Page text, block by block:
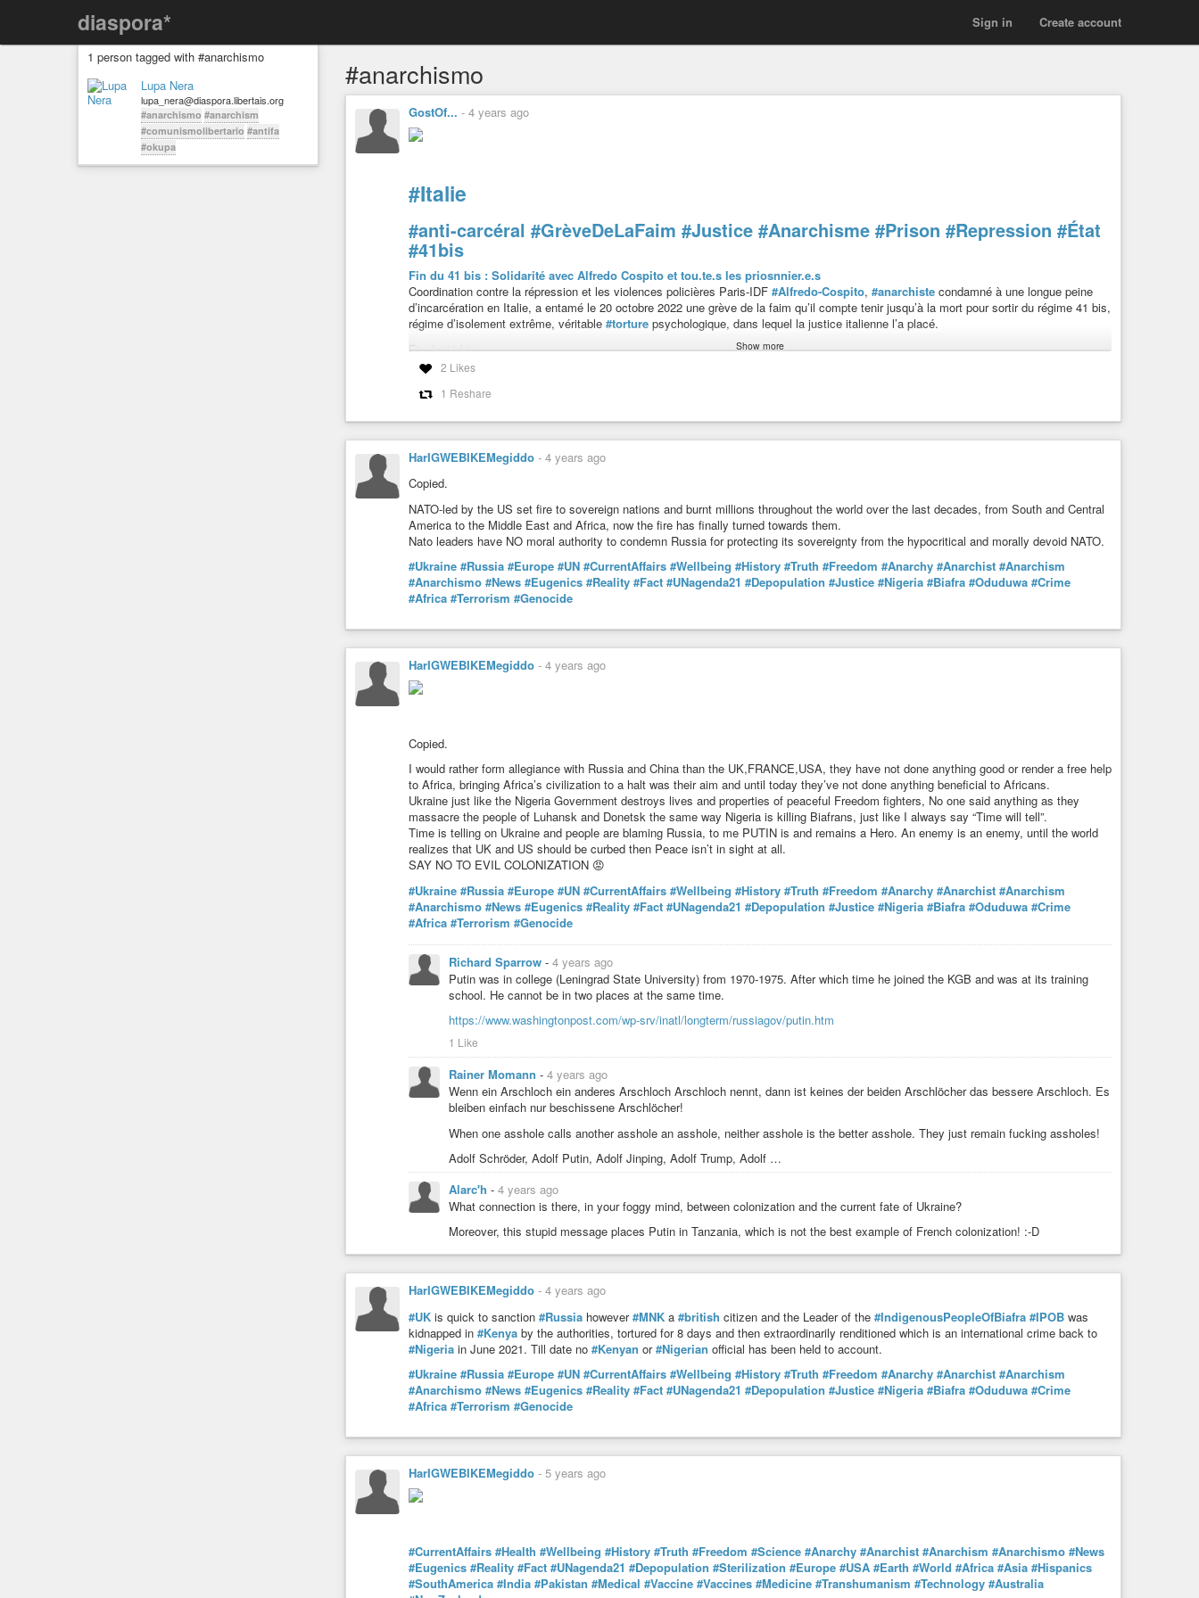
diaspora* Create account
Sign in
1 person tagged with #anarchismo
Lupa Nera
lupa_nera@diaspora.libertais.org
#anarchismo #anarchism
#comunismolibertario #antifa
#okupa
#anarchismo
GostOf... - 4 years ago
#Italie
#anti-carcéral #GrèveDeLaFaim #Justice #Anarchisme #Prison #Repression #État
#41bis
Fin du 41 bis : Solidarité avec Alfredo Cospito et tou.te.s les priosnnier.e.s
Coordination contre la répression et les violences policières Paris-IDF #Alfredo-Cospito, #anarchiste condamné à une longue peine
d’incarcération en Italie, a entamé le 20 octobre 2022 une grève de la faim qu’il compte tenir jusqu’à la mort pour sortir du régime 41 bis,
régime d’isolement extrême, véritable #torture psychologique, dans lequel la justice italienne l’a placé.
Fin du 41 bis
Fin de la torture dans les prisons italiennes
Alfredo Cospito doit vivre.
d’État.
Nous apprenons qu’Alfredo Cospito est en grève de la faim depuis maintenant 97 jours contre le 41bis [1] avec de graves menaces pour
Le Ministère de la justice italien vient de franchir un pas supplémentaire dans l’application de la torture systématique que constitue le
41Bis en intimant à la doctoresse qui rend visite à Alfredo Cospito l’ordre de ne faire aucune déclaration à Radio Onda d’urto de
Brescia.
Il s’agit de réduire au silence toute voix qui s’élèverait contre ce régime criminel qu’est l’application du 41bis et d’étouffer toute
manifestation qui chercherait à faire connaître la situation d’Alfredo Cospito et de tant d’autres prisonnier.e.s soumis.e.s à ce régime de
torture dans les prisons italiennes.
Depuis Paris, nous nous déclarons solidaires d’Alfredo Cospito militant anarchiste italien et mettrons tout en œuvre pour dénoncer le
régime de torture auquel lui et tant d’autres sont soumis dans les prisons italiennes.
toutes les institutions qui refusent de mettre fin à sa détention au régime du 41Bis et s’obstinent à maintenir ce régime de torture d’État.
##
#Repressione
Testo in#italiano:
Fine del 41 bis
Fine della tortura nelle carceri italiane
Solidarietà ad Alfredo Cospito e a tutti i detenuti
Alfredo Cospito deve vivere.
Liberate Alfredo Cospito in lotta al regime di tortura di stato del 41Bis.
Apprendiamo che Alfredo Cospito è in sciopero della fame da ormai 97 giorni contro il 41bis, con grave minaccia alla sua vita.
Il Ministero della Giustizia italiano ha appena fatto un ulteriore passo nell’applicazione della tortura sistematica che costituisce il 41Bis,
intimando al medico che visita Alfredo Cospito l’ordine di non rilasciare alcuna dichiarazione all’emittente radiofonica di Brescia Radio
Si tratta di mettere a tacere qualsiasi voce che si alza contro questo regime criminale (che è l’applicazione del 41bis) e di soffocare
qualsiasi manifestazione che cerca di pubblicizzare la situazione di Alfredo Cospito e tanti altri detenuti sottoposti a questo regime di
torture nelle carceri italiane. Da Parigi, dichiariamo la nostra solidarietà al militante Alfredo Cospito, anarchico italiano e faremo ogni
sforzo per denunciare il regime di torture a cui lui e tanti altri sono sottoposti nelle carceri Italiane.
Consideriamo già responsabili per tutto ciò che potrebbe accadere ad Alfredo Cospito, il Ministro della Giustizia Italiano e tutte le
istituzioni che si rifiutano di porre fine alla sua detenzione sotto l’articolo 41Bis e persistono nel mantenere questo regime di tortura di
Libero Alfredo Cospito
Abolizione del 41 bis
Abolizione della tortura di stato
Membri del Coordinamento Antirepressione dell’Île-de-France
Fin du 41 bis : Solidarité avec Alfredo Cospito et tou.te.s les priosnnier.e.s
Alfredo Cospito, anarchiste condamné à une longue peine d'incarcération en Italie, a entamé le 20 octobre 2022 une grève de la
faim qu'il compte tenir jusqu'à la mort pour sortir du régime 41 (...)
Show more
2 Likes
1 Reshare
HarIGWEBIKEMegiddo - 4 years ago
Copied.
NATO-led by the US set fire to sovereign nations and burnt millions throughout the world over the last decades, from South and Central
America to the Middle East and Africa, now the fire has finally turned towards them.
Nato leaders have NO moral authority to condemn Russia for protecting its sovereignty from the hypocritical and morally devoid NATO.
#Ukraine #Russia #Europe #UN #CurrentAffairs #Wellbeing #History #Truth #Freedom #Anarchy #Anarchist #Anarchism
#Anarchismo #News #Eugenics #Reality #Fact #UNagenda21 #Depopulation #Justice #Nigeria #Biafra #Oduduwa #Crime
#Africa #Terrorism #Genocide
HarIGWEBIKEMegiddo - 4 years ago
Copied.
I would rather form allegiance with Russia and China than the UK,FRANCE,USA, they have not done anything good or render a free help
to Africa, bringing Africa’s civilization to a halt was their aim and until today they’ve not done anything beneficial to Africans.
Ukraine just like the Nigeria Government destroys lives and properties of peaceful Freedom fighters, No one said anything as they
massacre the people of Luhansk and Donetsk the same way Nigeria is killing Biafrans, just like I always say “Time will tell”.
Time is telling on Ukraine and people are blaming Russia, to me PUTIN is and remains a Hero. An enemy is an enemy, until the world
realizes that UK and US should be curbed then Peace isn’t in sight at all.
SAY NO TO EVIL COLONIZATION 😡
#Ukraine #Russia #Europe #UN #CurrentAffairs #Wellbeing #History #Truth #Freedom #Anarchy #Anarchist #Anarchism
#Anarchismo #News #Eugenics #Reality #Fact #UNagenda21 #Depopulation #Justice #Nigeria #Biafra #Oduduwa #Crime
#Africa #Terrorism #Genocide
Richard Sparrow - 4 years ago
Putin was in college (Leningrad State University) from 1970-1975. After which time he joined the KGB and was at its training
school. He cannot be in two places at the same time.
https://www.washingtonpost.com/wp-srv/inatl/longterm/russiagov/putin.htm
1 Like
Rainer Momann - 4 years ago
Wenn ein Arschloch ein anderes Arschloch Arschloch nennt, dann ist keines der beiden Arschlöcher das bessere Arschloch. Es
bleiben einfach nur beschissene Arschlöcher!
When one asshole calls another asshole an asshole, neither asshole is the better asshole. They just remain fucking assholes!
Adolf Schröder, Adolf Putin, Adolf Jinping, Adolf Trump, Adolf …
Alarc'h - 4 years ago
What connection is there, in your foggy mind, between colonization and the current fate of Ukraine?
Moreover, this stupid message places Putin in Tanzania, which is not the best example of French colonization! :-D
HarIGWEBIKEMegiddo - 4 years ago
#UK is quick to sanction #Russia however#MNK a #british citizen and the Leader of the #IndigenousPeopleOfBiafra #IPOB was
kidnapped in #Kenya by the authorities, tortured for 8 days and then extraordinarily renditioned which is an international crime back to
#Nigeria in June 2021. Till date no #Kenyan or#Nigerian official has been held to account.
#Ukraine #Russia #Europe #UN #CurrentAffairs #Wellbeing #History #Truth #Freedom #Anarchy #Anarchist #Anarchism
#Anarchismo #News #Eugenics #Reality #Fact #UNagenda21 #Depopulation #Justice #Nigeria #Biafra #Oduduwa #Crime
#Africa #Terrorism #Genocide
HarIGWEBIKEMegiddo - 5 years ago
#CurrentAffairs #Health #Wellbeing #History #Truth #Freedom #Science #Anarchy #Anarchist #Anarchism #Anarchismo #News
#Eugenics #Reality #Fact #UNagenda21 #Depopulation #Sterilization #Europe #USA #Earth #World #Africa #Asia #Hispanics
#SouthAmerica #India #Pakistan #Medical #Vaccine #Vaccines #Medicine #Transhumanism #Technology #Australia